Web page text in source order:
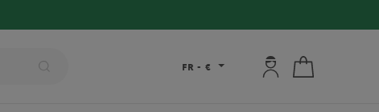
FR - € Mon compte : se